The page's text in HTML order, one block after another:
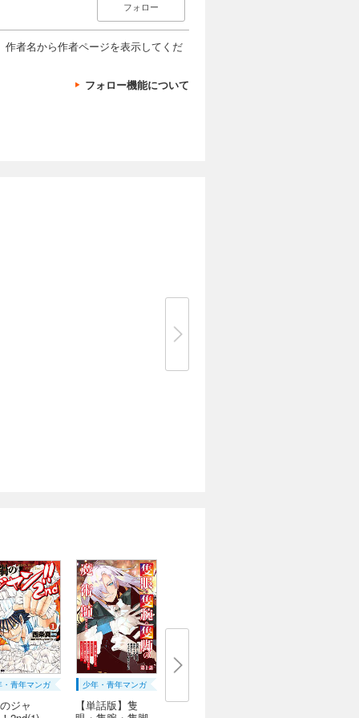
フォロー
者名から作者ページを表示してくだ
フォロー機能について
・青年マンガ
ジャ
少年・青年マンガ
【単話版】隻